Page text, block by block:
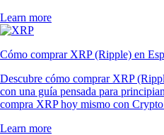
Learn more
Cómo comprar XRP (Ripple) en
Descubre cómo comprar XRP
con una guía pensada para
compra XRP hoy mismo con
Learn more